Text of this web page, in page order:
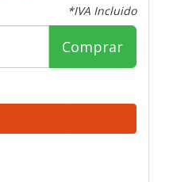
*IVA Incluido
Comprar